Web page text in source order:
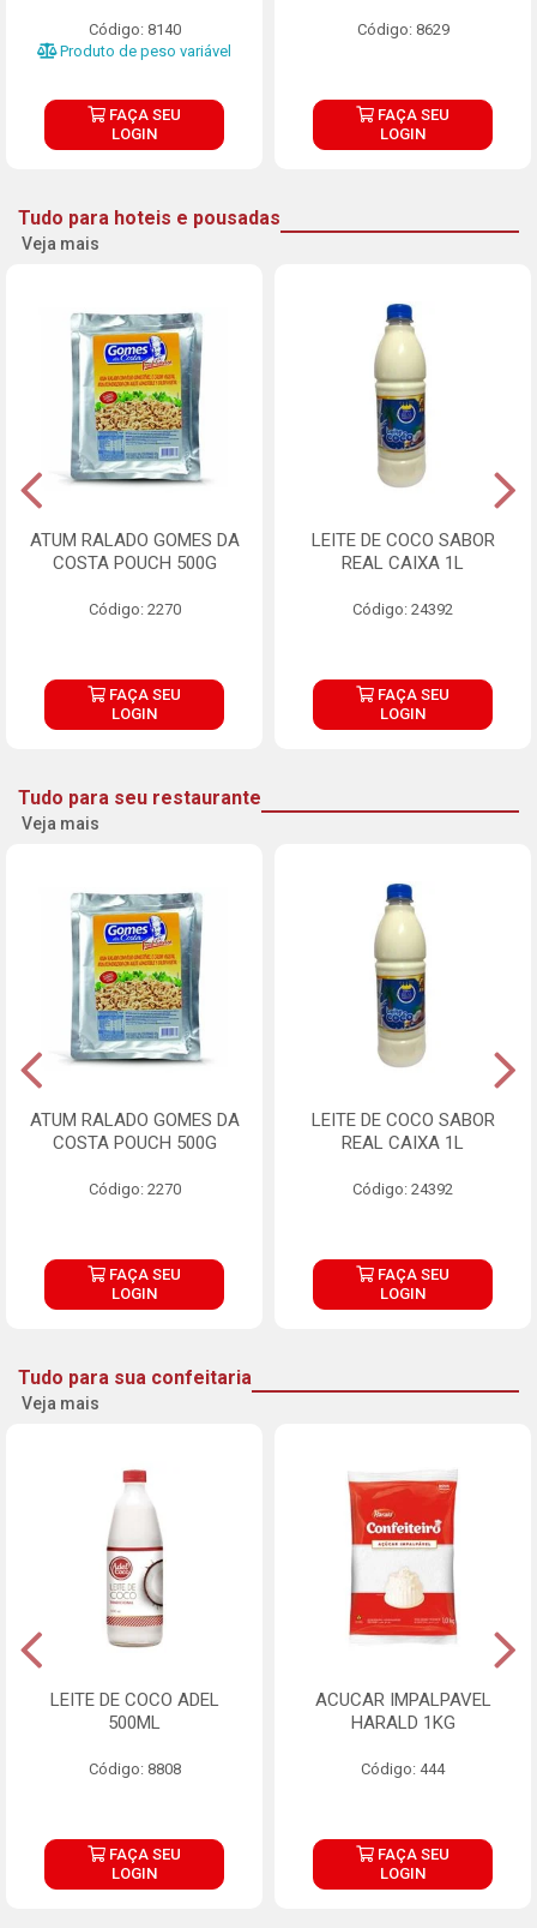
Código: 8140
Produto de peso variável
FAÇA SEU
LOGIN
Código: 8629
FAÇA SEU
LOGIN
Tudo para hoteis e pousadas
Veja mais
ATUM RALADO GOMES DA
COSTA POUCH 500G
Código: 2270
FAÇA SEU
LOGIN
LEITE DE COCO SABOR
REAL CAIXA 1L
Código: 24392
FAÇA SEU
LOGIN
Tudo para seu restaurante
Veja mais
ATUM RALADO GOMES DA
COSTA POUCH 500G
Código: 2270
FAÇA SEU
LOGIN
LEITE DE COCO SABOR
REAL CAIXA 1L
Código: 24392
FAÇA SEU
LOGIN
Tudo para sua confeitaria
Veja mais
LEITE DE COCO ADEL
500ML
Código: 8808
FAÇA SEU
LOGIN
ACUCAR IMPALPAVEL
HARALD 1KG
Código: 444
FAÇA SEU
LOGIN